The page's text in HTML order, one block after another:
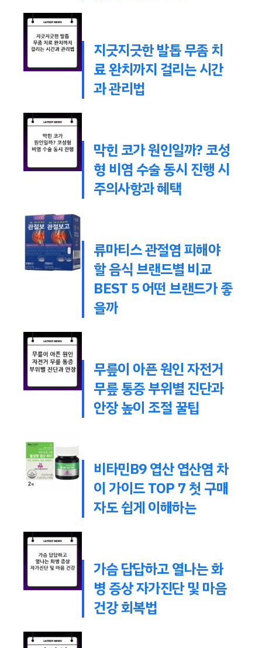
지긋지긋한 발톱 무좀 치
료 완치까지 걸리는 시간
과 관리법
막힌 코가 원인일까? 코성
형 비염 수술 동시 진행 시
주의사항과 혜택
류마티스 관절염 피해야
할 음식 브랜드별 비교
BEST 5 어떤 브랜드가 좋
을까
무릎이 아픈 원인 자전거
무릎 통증 부위별 진단과
안장 높이 조절 꿀팁
비타민B9 엽산 엽산염 차
이 가이드 TOP 7 첫 구매
자도 쉽게 이해하는
가슴 답답하고 열나는 화
병 증상 자가진단 및 마음
건강 회복법